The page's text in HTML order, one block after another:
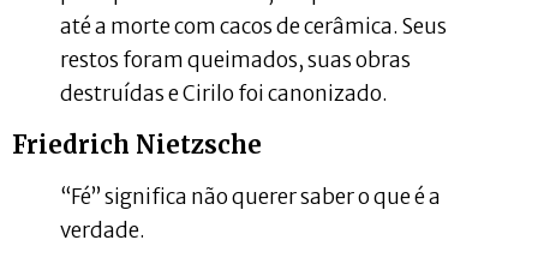
até a morte com cacos de cerâmica. Seus
restos foram queimados, suas obras
destruídas e Cirilo foi canonizado.
Friedrich Nietzsche
“Fé” significa não querer saber o que é a
verdade.